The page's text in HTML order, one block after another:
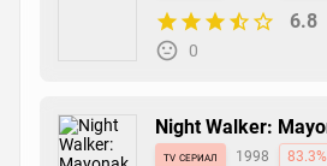
6.8
0
Night Walker:
tv сериал 1998 83.3%